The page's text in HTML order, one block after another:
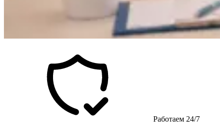
Работаем 24/7